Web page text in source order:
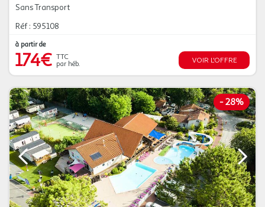
Sans Transport
Réf : 595108
à partir de
174€ TTC
par héb.
VOIR L'OFFRE
- 28%